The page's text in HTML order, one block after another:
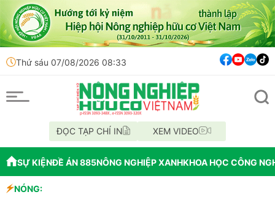
Thứ sáu 07/08/2026 08:33
ĐỌC TẠP CHÍ IN XEM VIDEO
SỰ KIỆNĐỀ ÁN 885NÔNG NGHIỆP XANHKHOA HỌC CÔNG
NÓNG: